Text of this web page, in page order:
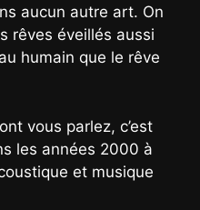
aucun autre art. On
rêves éveillés aussi
humain que le rêve
vous parlez, c’est
les années 2000 à
et musique